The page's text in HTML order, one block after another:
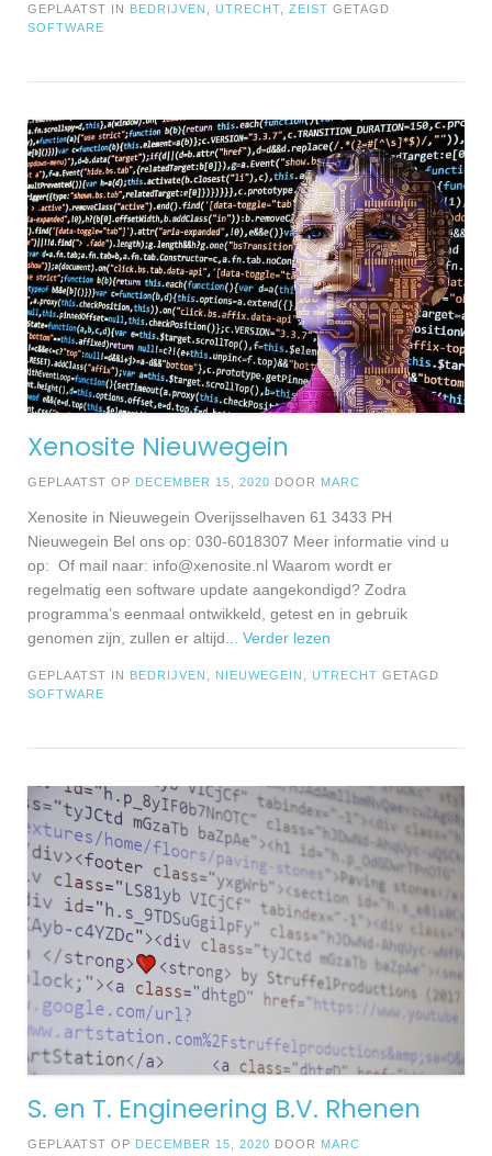
GEPLAATST IN BEDRIJVEN UTRECHT ZEIST GETAGD
SOFTWARE
Xenosite Nieuwegein
GEPLAATST OP DECEMBER 15, 2020 DOOR MARC
Xenosite in Nieuwegein Overijsselhaven 61 3433 PH
Nieuwegein Bel ons op: 030-6018307 Meer informatie vind u
op: Of mail naar: info@xenosite.nl Waarom wordt er
regelmatig een software update aangekondigd? Zodra
programma’s eenmaal ontwikkeld, getest en in gebruik
genomen zijn, zullen er altijd ... Verder lezen
GEPLAATST IN BEDRIJVEN NIEUWEGEIN UTRECHT GETAGD
SOFTWARE
S. en T. Engineering B.V. Rhenen
GEPLAATST OP DECEMBER 15, 2020 DOOR MARC